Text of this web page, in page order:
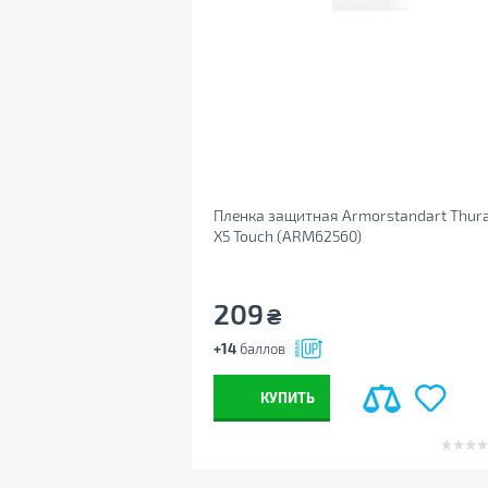
Пленка защитная Armorstandart
X5 Touch (ARM62560)
209₴
+14 баллов
КУПИТЬ